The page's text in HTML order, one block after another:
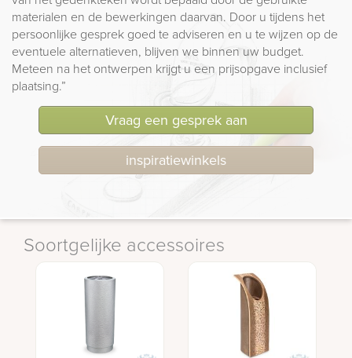
materialen en de bewerkingen daarvan. Door u tijdens het
persoonlijke gesprek goed te adviseren en u te wijzen op de
eventuele alternatieven, blijven we binnen uw budget.
Meteen na het ontwerpen krijgt u een prijsopgave inclusief
plaatsing.”
Vraag een gesprek aan
inspiratiewinkels
Soortgelijke accessoires